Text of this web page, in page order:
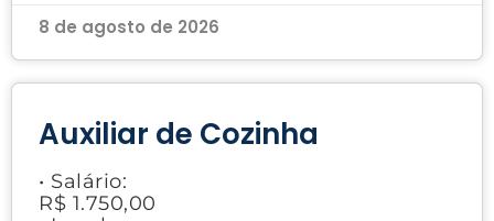
8 de agosto de 2026
Auxiliar de Cozinha
• Salário:
R$ 1.750,00